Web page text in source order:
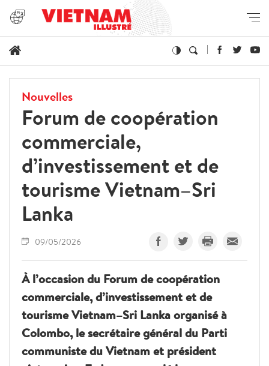
Nouvelles
Forum de coopération
commerciale,
d’investissement et de
tourisme Vietnam–Sri
Lanka
09/05/2026
À l’occasion du Forum de coopération
commerciale, d’investissement et de
tourisme Vietnam–Sri Lanka organisé à
Colombo, le secrétaire général du Parti
communiste du Vietnam et président